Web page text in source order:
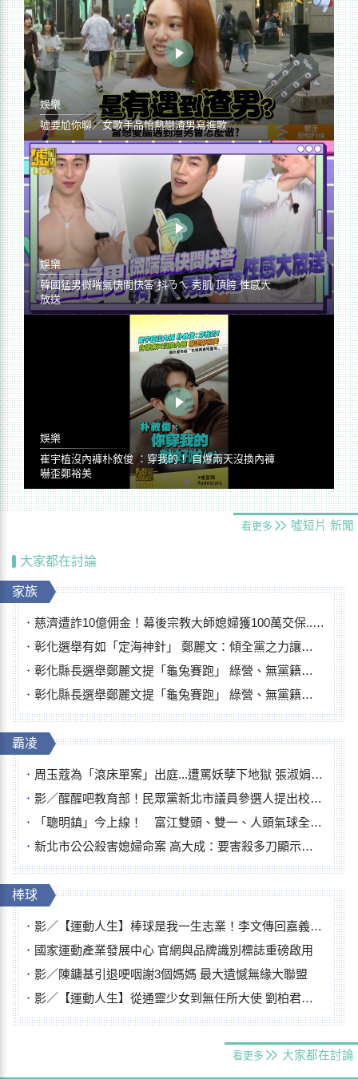
娛樂
噓要尬你聊／女歌手品怡熱戀渣男寫進歌
娛樂
韓國猛男微喘氣快問快答 抖ㄋㄟ 秀肌 頂胯 性感大
放送
娛樂
崔宇植沒內褲朴敘俊 ：穿我的！ 自爆兩天沒換內褲
嚇歪鄭裕美
看更多 噓短片 新聞
大家都在討論
家族
慈濟遭詐10億佣金！幕後宗教大師媳婦獲100萬交保...快步奔離不發一語
彰化選舉有如「定海神針」 鄭麗文：傾全黨之力讓彰化贏
彰化縣長選舉鄭麗文提「龜兔賽跑」 綠營、無黨籍忙否認是烏龜
彰化縣長選舉鄭麗文提「龜兔賽跑」 綠營、無黨籍忙否認是烏龜
霸凌
周玉蔻為「滾床單案」出庭...遭罵妖孽下地獄 張淑娟批：舌頭殺人有罪
影／醒醒吧教育部！民眾黨新北市議員參選人提出校園反毒防線升級政見
「聰明鎮」今上線！ 富江雙頭、雙一、人頭氣球全登場
新北市公公殺害媳婦命案 高大成：要害殺多刀顯示怨恨深
棒球
影／【運動人生】棒球是我一生志業！李文傳回嘉義扎根點亮KANO精神
國家運動產業發展中心 官網與品牌識別標誌重磅啟用
影／陳鏞基引退哽咽謝3個媽媽 最大遺憾無緣大聯盟
影／【運動人生】從通靈少女到無任所大使 劉柏君女裁判人生國際發光
看更多 大家都在討論